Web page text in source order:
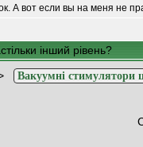
А вот если вы на меня не
інший рівень?
Вакуумні стимулятори